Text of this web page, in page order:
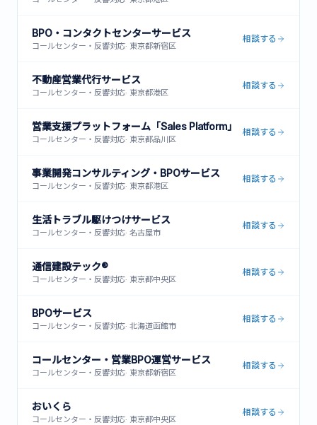
BPO・コンタクトセンターサービス
コールセンター・反響対応· 東京都新宿区
相談する
不動産営業代行サービス
コールセンター・反響対応· 東京都港区
相談する
営業支援プラットフォーム「Sales Platform」
コールセンター・反響対応· 東京都品川区
相談する
事業開発コンサルティング・BPOサービス
コールセンター・反響対応· 東京都港区
相談する
生活トラブル駆けつけサービス
コールセンター・反響対応· 名古屋市
相談する
通信建設テック®
コールセンター・反響対応· 東京都中央区
相談する
BPOサービス
コールセンター・反響対応· 北海道函館市
相談する
コールセンター・営業BPO運営サービス
コールセンター・反響対応· 東京都新宿区
相談する
おいくら
コールセンター・反響対応· 東京都中央区
相談する